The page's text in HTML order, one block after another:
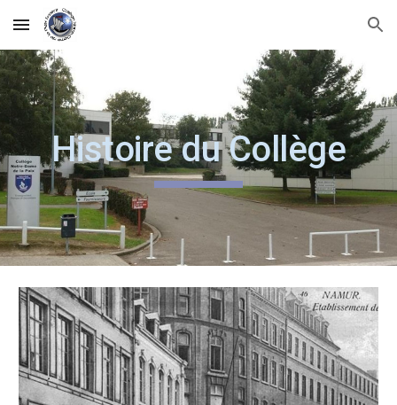
Skip to main content Skip to navigation
Histoire du Collège